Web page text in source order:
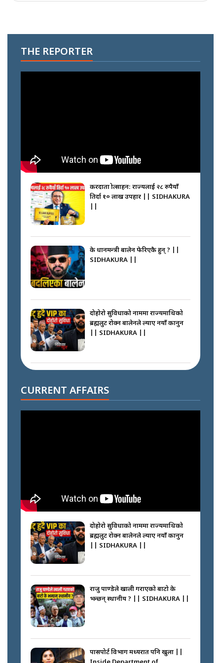
THE REPORTER
करदाता प्रोत्साहन: राज्यलाई २८ रुपैयाँ
तिर्दा १० लाख उपहार || SIDHAKURA
के प्रधानमन्त्री बालेन फेरिएकै हुन् ? ||
SIDHAKURA ||
दोहोरो सुविधाको नाममा राज्यमाथिको
ब्रह्मलुट रोक्न बालेनले ल्याए नयाँ कानुन
|| SIDHAKURA ||
आरोहीहरू | Record-breaking
climbers who set foot with
नभाँडिएको सद्भाव : कप्तानगञ्जबाट
सल्किएको आगो निभाउनेहरू ||
SIDHAKURA || THE REPORTER
||
बदलेका ‘निम्स दाई’ || SIDHAKURA
||
आगो निभाउने कि तेल थप्ने ? WHATS
HAPPENING IN MADHESH ? ||
CURRENT AFFAIRS
दोहोरो सुविधाको नाममा राज्यमाथिको
ब्रह्मलुट रोक्न बालेनले ल्याए नयाँ कानुन
|| SIDHAKURA ||
राजु पाण्डेले खाली गराएको बाटो के
भन्छन् स्थानीय ? || SIDHAKURA ||
पासपोर्ट विभाग मध्यरात पनि खुला ||